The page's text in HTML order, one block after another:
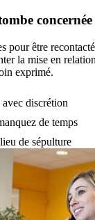
concernée
pour être
la mise en
exprimé.
discrétion
de temps
de sépulture